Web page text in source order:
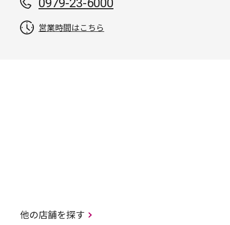
0979-23-6000
営業時間はこちら
他の店舗を探す